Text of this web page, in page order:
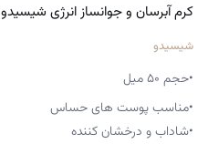
کرم آبرسان و جوانساز انرژی شیسیدو
شیسیدو
•حجم ۵۰ میل
•مناسب پوست های حساس
•شاداب و درخشان کننده